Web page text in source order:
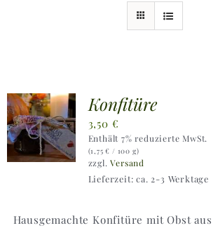
Anfahrt + Kontakt
Konfitüre
3,50 €
Enthält 7% reduzierte MwSt.
(1,75€ / 100 g)
zzgl.Versand
Lieferzeit: ca. 2-3 Werktage
Hausgemachte Konfitüre mit Obst aus